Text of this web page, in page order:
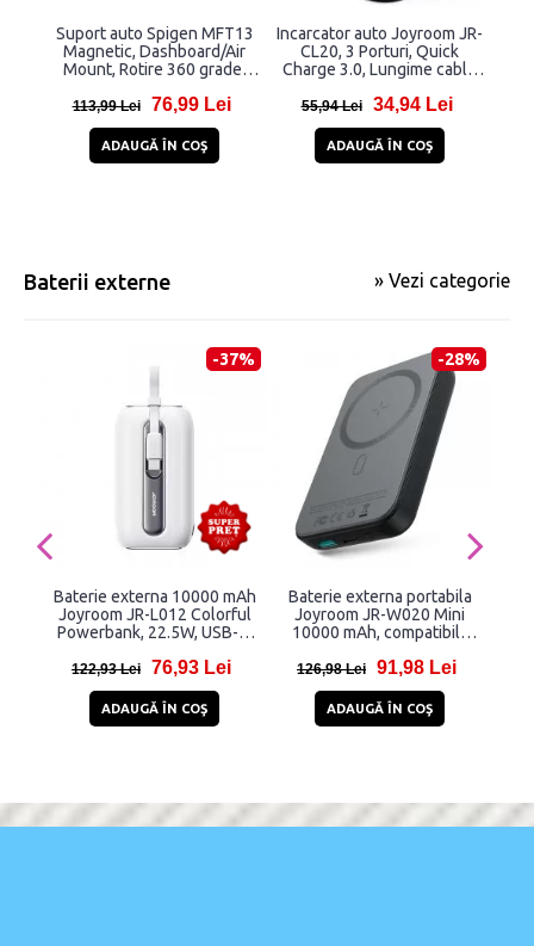
Suport auto Spigen MFT13
Magnetic, Dashboard/Air
Mount, Rotire 360 grade,
113,99 Lei 76,99 Lei
ADAUGĂ ÎN COŞ
Incarcator auto Joyroom JR-
CL20, 3 Porturi, Quick
Charge 3.0, Lungime cablu
55,94 Lei 34,94 Lei
ADAUGĂ ÎN COŞ
Baterii externe » Vezi categorie
-37%
Baterie externa 10000 mAh
Joyroom JR-L012 Colorful
Powerbank, 22.5W, USB-C,
C/Lightning, Alb
122,93 Lei 76,93 Lei
ADAUGĂ ÎN COŞ
-28%
Baterie externa portabila
Joyroom JR-W020 Mini
10000 mAh, compatibila
15W, Cablu USB-C inclus,
126,98 Lei 91,98 Lei
ADAUGĂ ÎN COŞ